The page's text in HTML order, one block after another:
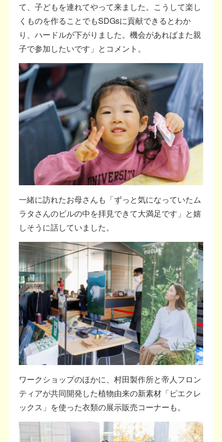
て、子どもを連れてやって来ました。こうして楽し
くものを作ることでもSDGsに貢献できるとわか
り、ハードルが下がりました。機会があればまた親
子で参加したいです」とコメント。
一緒に訪れたお母さんも「ずっと気になっていたム
ラタさんのビルの中を拝見できて大満足です」と嬉
しそうに話していました。
ワークショップのほかに、村田製作所と帝人フロン
ティアが共同開発した植物由来の新素材「ピエクレ
ックス」を使った衣類の展示販売コーナーも。